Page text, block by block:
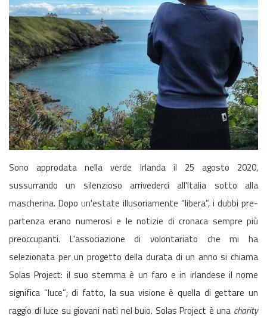
Sono approdata nella verde Irlanda il 25 agosto 2020,
sussurrando un silenzioso arrivederci all'Italia sotto alla
mascherina. Dopo un'estate illusoriamente “libera”, i dubbi pre-
partenza erano numerosi e le notizie di cronaca sempre più
preoccupanti. L'associazione di volontariato che mi ha
selezionata per un progetto della durata di un anno si chiama
Solas Project: il suo stemma è un faro e in irlandese il nome
significa “luce”; di fatto, la sua visione è quella di gettare un
raggio di luce su giovani nati nel buio. Solas Project è una charity